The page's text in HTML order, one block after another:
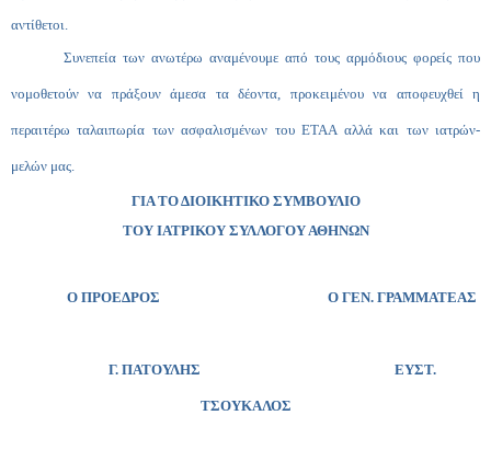
αντίθετοι.
Συνεπεία των ανωτέρω αναμένουμε από τους αρμόδιους φορείς που
νομοθετούν να πράξουν άμεσα τα δέοντα, προκειμένου να αποφευχθεί η
περαιτέρω ταλαιπωρία των ασφαλισμένων του ΕΤΑΑ αλλά και των ιατρών-
μελών μας.
ΓΙΑ ΤΟ ΔΙΟΙΚΗΤΙΚΟ ΣΥΜΒΟΥΛΙΟ
ΤΟΥ ΙΑΤΡΙΚΟΥ ΣΥΛΛΟΓΟΥ ΑΘΗΝΩΝ
Ο ΠΡΟΕΔΡΟΣ Ο ΓΕΝ. ΓΡΑΜΜΑΤΕΑΣ
Γ. ΠΑΤΟΥΛΗΣ ΕΥΣΤ.
ΤΣΟΥΚΑΛΟΣ